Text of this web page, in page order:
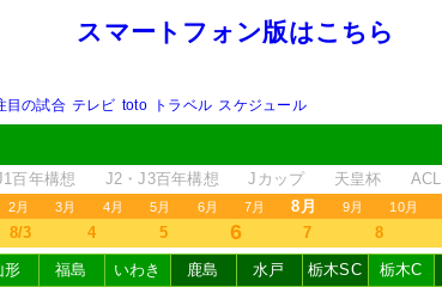
スマートフォン版はこちら
目の試合 テレビ toto トラベル スケジュール
百年構想 J2・J3百年構想 Jカップ 天皇杯 ACL
2月 3月 4月 5月 6月 7月 8月 9月 10月
8/3 4 5 6 7 8
形 福島 いわき 鹿島 水戸 栃木SC 栃木C